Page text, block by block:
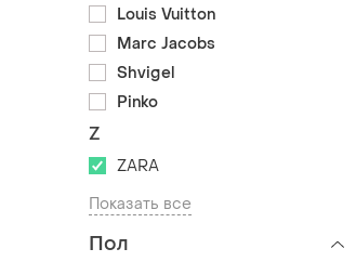
Louis Vuitton
Marc Jacobs
Shvigel
Pinko
Z
ZARA
Показать все
Пол